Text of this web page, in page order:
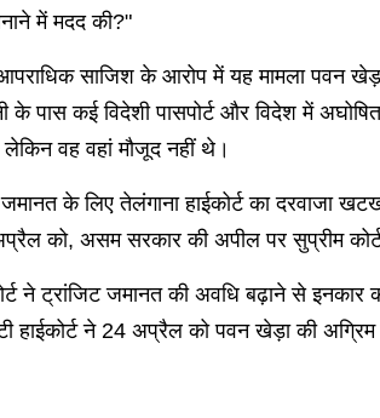
में मदद की?"
साजिश के आरोप में यह मामला पवन
के पास कई विदेशी पासपोर्ट और विदेश में
वह वहां मौजूद नहीं थे।
के लिए तेलंगाना हाईकोर्ट का दरवाजा
को, असम सरकार की अपील पर सुप्रीम
ने ट्रांजिट जमानत की अवधि बढ़ाने से इनकार
हाईकोर्ट ने 24 अप्रैल को पवन खेड़ा की